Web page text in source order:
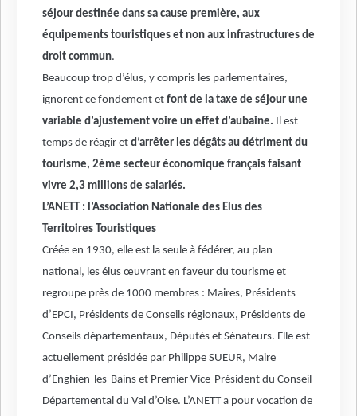
séjour destinée dans sa cause première, aux
équipements touristiques et non aux infrastructures de
droit commun.
Beaucoup trop d’élus, y compris les parlementaires,
ignorent ce fondement et font de la taxe de séjour une
variable d’ajustement voire un effet d’aubaine. Il est
temps de réagir et d’arrêter les dégâts au détriment du
tourisme, 2ème secteur économique français faisant
vivre 2,3 millions de salariés.
L’ANETT : l’Association Nationale des Elus des
Territoires Touristiques
Créée en 1930, elle est la seule à fédérer, au plan
national, les élus œuvrant en faveur du tourisme et
regroupe près de 1000 membres : Maires, Présidents
d’EPCI, Présidents de Conseils régionaux, Présidents de
Conseils départementaux, Députés et Sénateurs. Elle est
actuellement présidée par Philippe SUEUR, Maire
d’Enghien-les-Bains et Premier Vice-Président du Conseil
Départemental du Val d’Oise. L’ANETT a pour vocation de